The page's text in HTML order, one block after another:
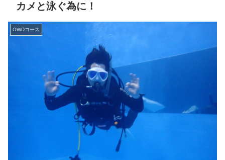
カメと泳ぐ為に！
OWDコース